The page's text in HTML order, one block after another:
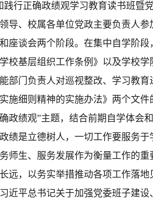
践行正确政绩观学习教育读书班暨
导、校属各单位党政主要负责人参
座谈会两个阶段。在集中自学阶
校基层组织工作条例》以及学校
部门负责人对巡视整改、学习教
施细则精神的实施办法》两个文
政绩观”主题，结合前期自学体会
绩是立德树人，一切工作要服务
师生、服务发展作为衡量工作的重
远， 以务实举措推动各项工作落地
近平总书记关于加强党委班子建